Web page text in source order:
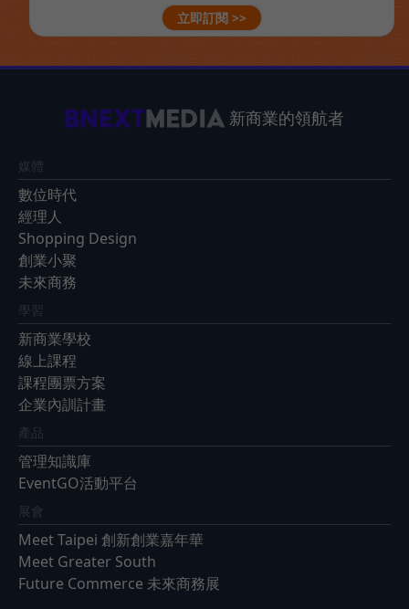
立即訂閱 >>
新商業的領航者
媒體
數位時代
經理人
Shopping Design
創業小聚
未來商務
學習
新商業學校
線上課程
課程團票方案
企業內訓計畫
產品
管理知識庫
EventGO活動平台
展會
Meet Taipei 創新創業嘉年華
Meet Greater South
Future Commerce 未來商務展